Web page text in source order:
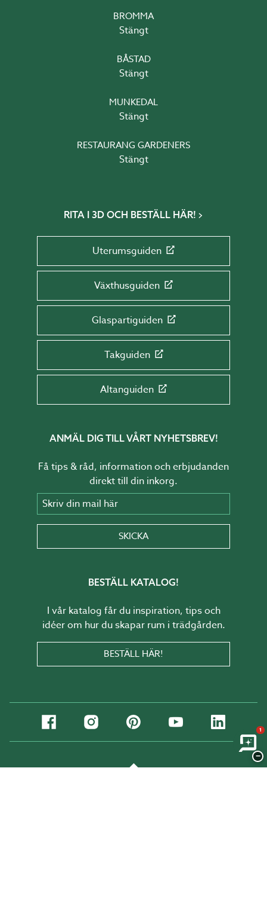
BROMMA
Stängt
BÅSTAD
Stängt
MUNKEDAL
Stängt
RESTAURANG GARDENERS
Stängt
RITA I 3D OCH BESTÄLL HÄR!
Uterumsguiden
Växthusguiden
Glaspartiguiden
Takguiden
Altanguiden
ANMÄL DIG TILL VÅRT NYHETSBREV!
Få tips & råd, information och erbjudanden
direkt till din inkorg.
Skriv din mail här
SKICKA
BESTÄLL KATALOG!
I vår katalog får du inspiration, tips och
idéer om hur du skapar rum i trädgården.
BESTÄLL HÄR!
1
−